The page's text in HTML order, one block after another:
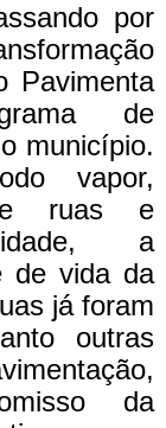
por
Pavimenta
de
município.
vapor,
ruas e
a
de vida da
já foram
outras
da